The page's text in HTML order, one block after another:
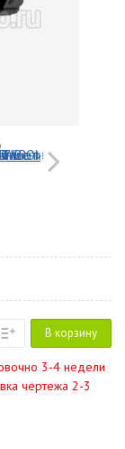
В корзину
3-4 недели
чертежа 2-3